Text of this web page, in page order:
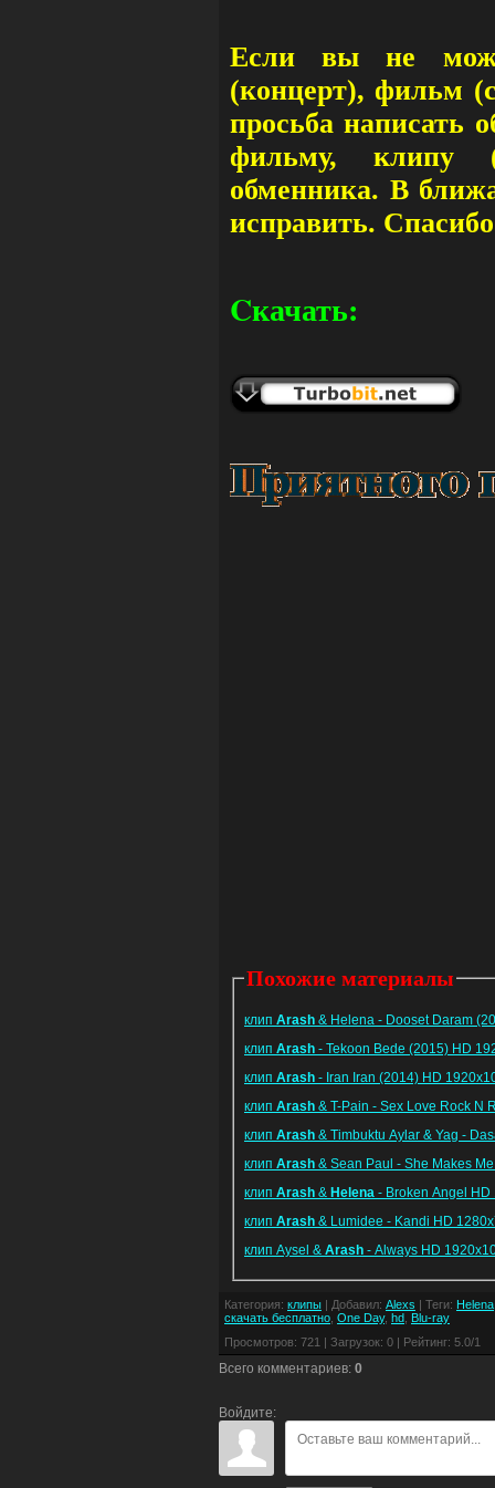
Если вы не
(концерт), фильм
просьба написать
фильму, клипу
обменника. В
исправить.
Cкачать:
Похожие материалы
клип Arash & Helena - Dooset Daram
клип Arash - Tekoon Bede (2015) HD
клип Arash - Iran Iran (2014) HD
клип Arash & T-Pain - Sex Love Rock N
клип Arash & Timbuktu Aylar & Yag -
клип Arash & Sean Paul - She Makes
клип Arash & Helena - Broken Angel
клип Arash & Lumidee - Kandi HD
клип Aysel & Arash - Always HD
Категория: клипы Добавил: Alexs Теги: Helena
скачать бесплатно, One Day, hd, Blu-ray
Просмотров: 721 Загрузок: 0 Рейтинг: 5.0/1
Всего комментариев: 0
Войдите: